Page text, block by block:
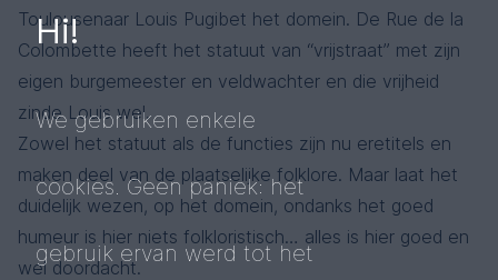
Toulousenaar Louis Pugibet het domein. De Rue de la
Colombette heeft het statuut van “vrijstraat” met zijn
eigen burgemeester en veldwachter en die vrijheid
zinde Louis wel.
Zowel het statuut als de functies zijn nu eretitels en
maken deel van de plaatselijke folklore. Maar laat het
duidelijk wezen, op het domein, ondanks het goed
humeur is hier niets folkloristisch… alles is hier goed en
wel doordacht.
Hi!
We gebruiken enkele
cookies. Geen paniek: het
gebruik ervan werd tot het